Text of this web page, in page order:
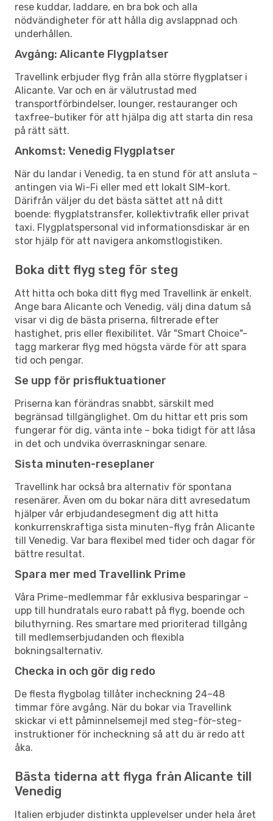
rese kuddar, laddare, en bra bok och alla
nödvändigheter för att hålla dig avslappnad och
underhållen.
Avgång: Alicante Flygplatser
Travellink erbjuder flyg från alla större flygplatser i
Alicante. Var och en är välutrustad med
transportförbindelser, lounger, restauranger och
taxfree-butiker för att hjälpa dig att starta din resa
på rätt sätt.
Ankomst: Venedig Flygplatser
När du landar i Venedig, ta en stund för att ansluta –
antingen via Wi-Fi eller med ett lokalt SIM-kort.
Därifrån väljer du det bästa sättet att nå ditt
boende: flygplatstransfer, kollektivtrafik eller privat
taxi. Flygplatspersonal vid informationsdiskar är en
stor hjälp för att navigera ankomstlogistiken.
Boka ditt flyg steg för steg
Att hitta och boka ditt flyg med Travellink är enkelt.
Ange bara Alicante och Venedig, välj dina datum så
visar vi dig de bästa priserna, filtrerade efter
hastighet, pris eller flexibilitet. Vår "Smart Choice"-
tagg markerar flyg med högsta värde för att spara
tid och pengar.
Se upp för prisfluktuationer
Priserna kan förändras snabbt, särskilt med
begränsad tillgänglighet. Om du hittar ett pris som
fungerar för dig, vänta inte – boka tidigt för att låsa
in det och undvika överraskningar senare.
Sista minuten-reseplaner
Travellink har också bra alternativ för spontana
resenärer. Även om du bokar nära ditt avresedatum
hjälper vår erbjudandesegment dig att hitta
konkurrenskraftiga sista minuten-flyg från Alicante
till Venedig. Var bara flexibel med tider och dagar för
bättre resultat.
Spara mer med Travellink Prime
Våra Prime-medlemmar får exklusiva besparingar –
upp till hundratals euro rabatt på flyg, boende och
biluthyrning. Res smartare med prioriterad tillgång
till medlemserbjudanden och flexibla
bokningsalternativ.
Checka in och gör dig redo
De flesta flygbolag tillåter incheckning 24–48
timmar före avgång. När du bokar via Travellink
skickar vi ett påminnelsemejl med steg-för-steg-
instruktioner för incheckning så att du är redo att
åka.
Bästa tiderna att flyga från Alicante till
Venedig
Italien erbjuder distinkta upplevelser under hela året